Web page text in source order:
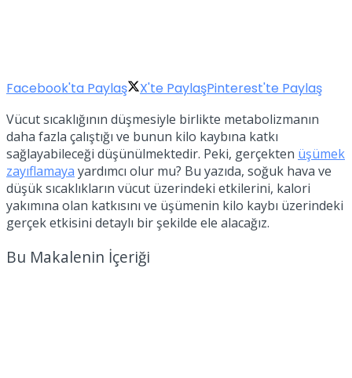
Facebook'ta Paylaş X'te PaylaşPinterest'te Paylaş
Vücut sıcaklığının düşmesiyle birlikte metabolizmanın
daha fazla çalıştığı ve bunun kilo kaybına katkı
sağlayabileceği düşünülmektedir. Peki, gerçekten üşümek
zayıflamaya yardımcı olur mu? Bu yazıda, soğuk hava ve
düşük sıcaklıkların vücut üzerindeki etkilerini, kalori
yakımına olan katkısını ve üşümenin kilo kaybı üzerindeki
gerçek etkisini detaylı bir şekilde ele alacağız.
Bu Makalenin İçeriği